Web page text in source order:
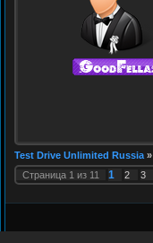
Test Drive Unlimited Russia »
Страница 1 из 11 1 2 3